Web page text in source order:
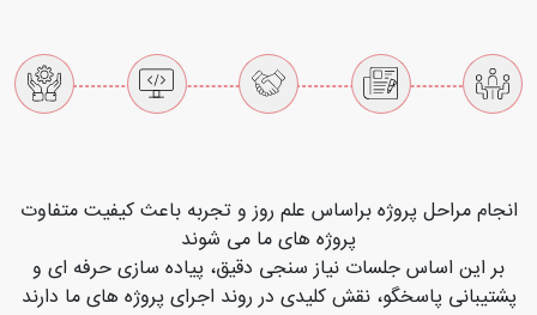
انجام مراحل پروژه براساس علم روز و تجربه باعث کیفیت متفاوت
پروژه های ما می شوند
بر این اساس جلسات نیاز سنجی دقیق، پیاده سازی حرفه ای و
پشتیبانی پاسخگو، نقش کلیدی در روند اجرای پروژه های ما دارند